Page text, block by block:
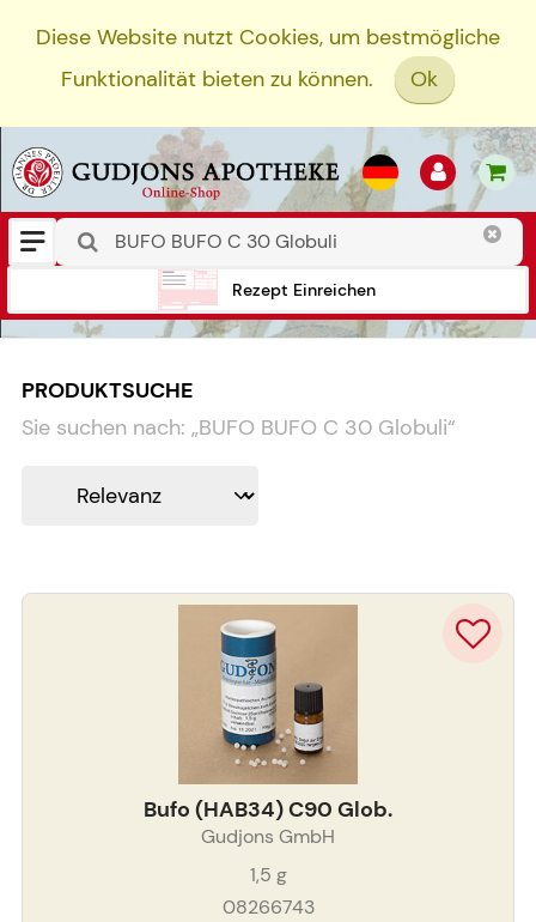
Diese Website nutzt Cookies, um bestmögliche
Funktionalität bieten zu können.
Ok
Rezept Einreichen
PRODUKTSUCHE
Sie suchen nach: „BUFO BUFO C 30 Globuli“
Bufo (HAB34) C90 Glob.
Gudjons GmbH
1,5 g
08266743